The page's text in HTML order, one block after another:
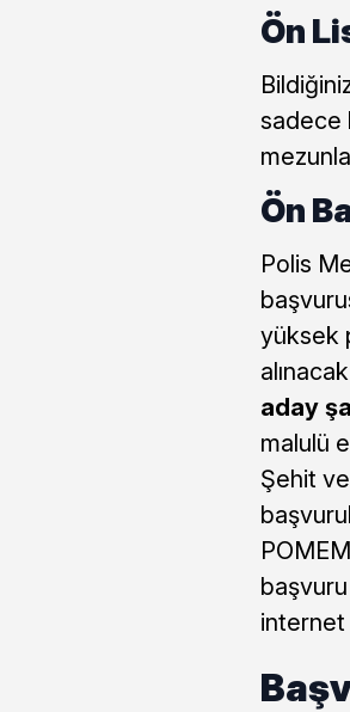
Ön
sadece
Ön
Polis
yüksek
aday
malulü
Şehit
internet